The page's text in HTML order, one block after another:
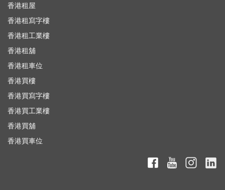
香港租屋
香港租寫字樓
香港租工業樓
香港租舖
香港租車位
香港買樓
香港買寫字樓
香港買工業樓
香港買舖
香港買車位